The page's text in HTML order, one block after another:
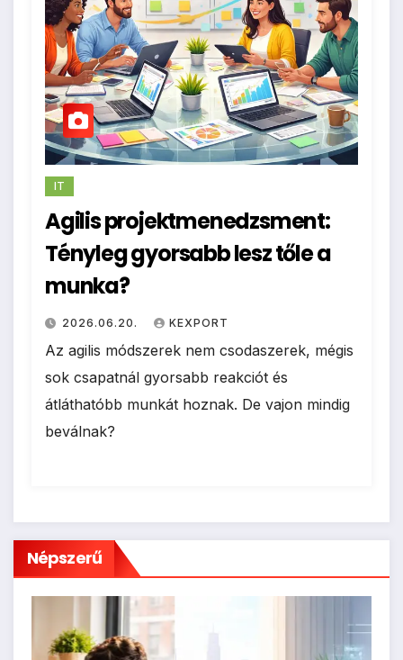
IT
Agilis projektmenedzsment:
Tényleg gyorsabb lesz tőle a
munka?
2026.06.20. KEXPORT
Az agilis módszerek nem csodaszerek, mégis
sok csapatnál gyorsabb reakciót és
átláthatóbb munkát hoznak. De vajon mindig
beválnak?
Népszerű